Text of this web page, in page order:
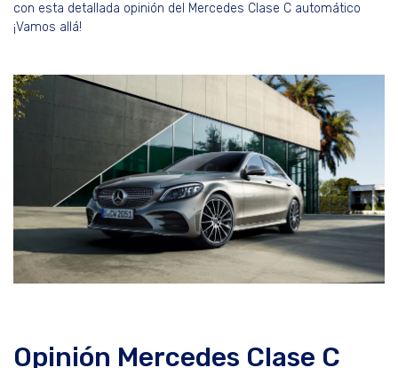
con esta detallada opinión del Mercedes Clase C automático
¡Vamos allá!
Opinión Mercedes Clase C